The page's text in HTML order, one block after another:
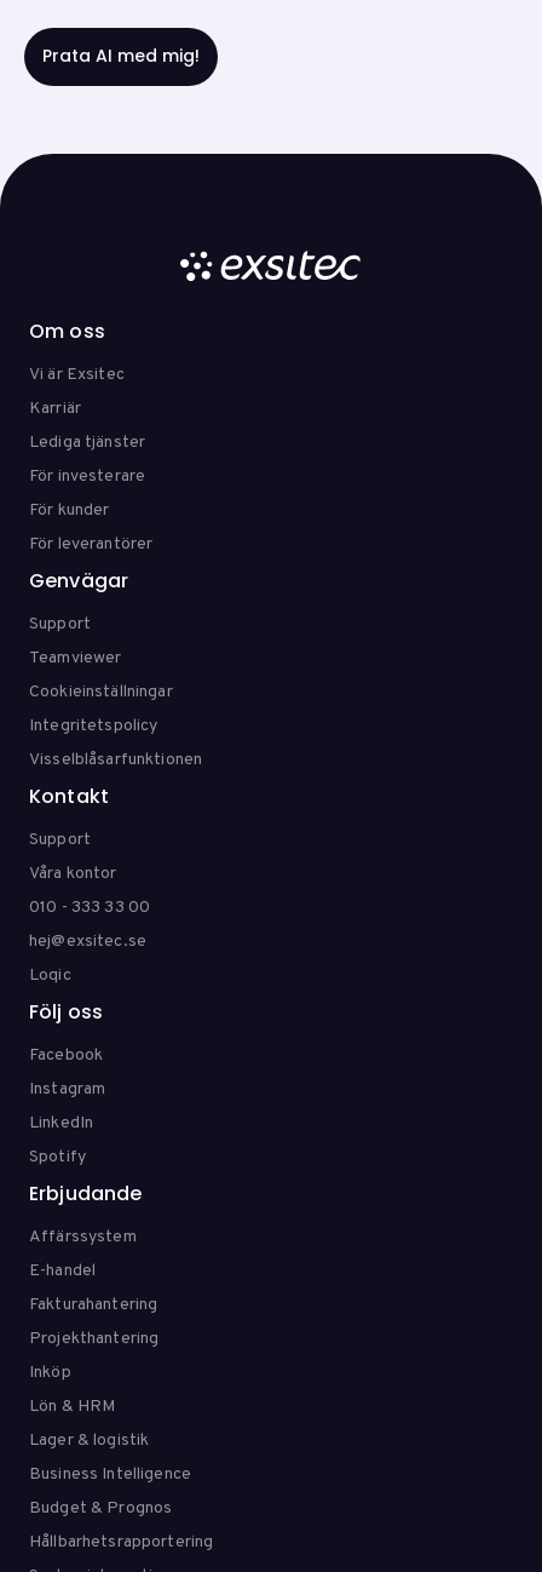
Om oss
Vi är Exsitec
Karriär
Lediga tjänster
För investerare
För kunder
För leverantörer
Genvägar
Support
Teamviewer
Cookieinställningar
Integritetspolicy
Visselblåsarfunktionen
Kontakt
Support
Våra kontor
010 - 333 33 00
hej@exsitec.se
Loqic
Följ oss
Facebook
Instagram
LinkedIn
Spotify
Erbjudande
Affärssystem
E-handel
Fakturahantering
Projekthantering
Inköp
Lön & HRM
Lager & logistik
Business Intelligence
Budget & Prognos
Hållbarhetsrapportering